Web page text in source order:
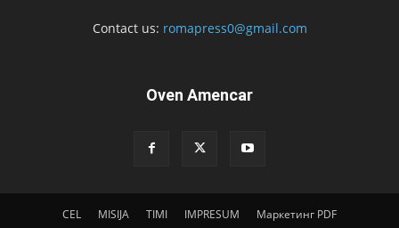
Contact us: romapress0@gmail.com
Oven Amencar
CEL MISIJA TIMI IMPRESUM Маркетинг PDF